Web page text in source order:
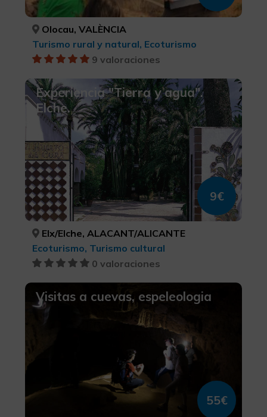
Olocau, VALÈNCIA
Turismo rural y natural, Ecoturismo
9 valoraciones
Experiencia "Tierra y agua".
Elche.
9€
Elx/Elche, ALACANT/ALICANTE
Ecoturismo, Turismo cultural
0 valoraciones
Visitas a cuevas, espeleologia
55€